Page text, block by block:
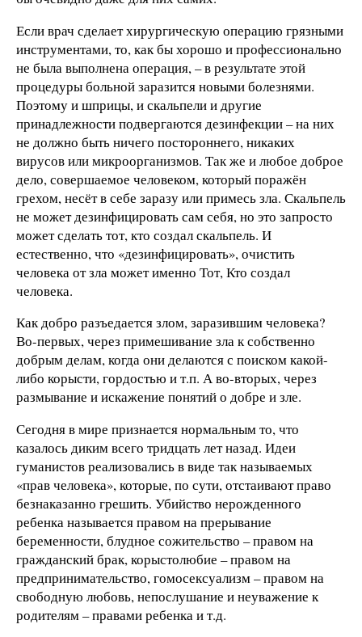
Если врач сделает хирургическую операцию грязными
инструментами, то, как бы хорошо и профессионально
не была выполнена операция, – в результате этой
процедуры больной заразится новыми болезнями.
Поэтому и шприцы, и скальпели и другие
принадлежности подвергаются дезинфекции – на них
не должно быть ничего постороннего, никаких
вирусов или микроорганизмов. Так же и любое доброе
дело, совершаемое человеком, который поражён
грехом, несёт в себе заразу или примесь зла. Скальпель
не может дезинфицировать сам себя, но это запросто
может сделать тот, кто создал скальпель. И
естественно, что «дезинфицировать», очистить
человека от зла может именно Тот, Кто создал
человека.
Как добро разъедается злом, заразившим человека?
Во-первых, через примешивание зла к собственно
добрым делам, когда они делаются с поиском какой-
либо корысти, гордостью и т.п. А во-вторых, через
размывание и искажение понятий о добре и зле.
Сегодня в мире признается нормальным то, что
казалось диким всего тридцать лет назад. Идеи
гуманистов реализовались в виде так называемых
«прав человека», которые, по сути, отстаивают право
безнаказанно грешить. Убийство нерожденного
ребенка называется правом на прерывание
беременности, блудное сожительство – правом на
гражданский брак, корыстолюбие – правом на
предпринимательство, гомосексуализм – правом на
свободную любовь, непослушание и неуважение к
родителям – правами ребенка и т.д.